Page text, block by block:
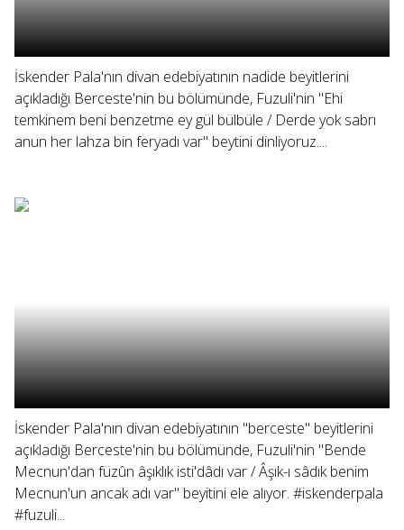
İskender Pala'nın divan edebiyatının nadide beyitlerini
açıkladığı Berceste'nin bu bölümünde, Fuzuli'nin "Ehi
temkinem beni benzetme ey gül bülbüle / Derde yok sabrı
anun her lahza bin feryadı var" beytini dinliyoruz....
İskender Pala'nın divan edebiyatının "berceste" beyitlerini
açıkladığı Berceste'nin bu bölümünde, Fuzuli'nin "Bende
Mecnun'dan füzûn âşıklık isti'dâdı var / Âşık-ı sâdık benim
Mecnun'un ancak adı var" beyitini ele alıyor. #iskenderpala
#fuzuli...